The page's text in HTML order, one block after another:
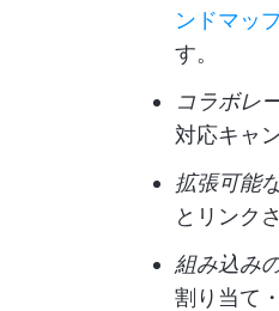
ンドマッ
す。
コラボレ
対応キャ
拡張可能
とリンク
組み込み
割り当て